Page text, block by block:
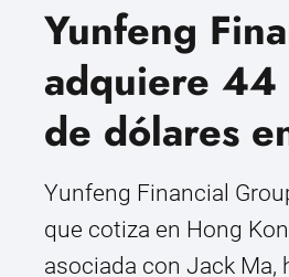
Yunfeng
adquiere 44
de dólares
Yunfeng Financial
que cotiza en Hong
asociada con Jack Ma,